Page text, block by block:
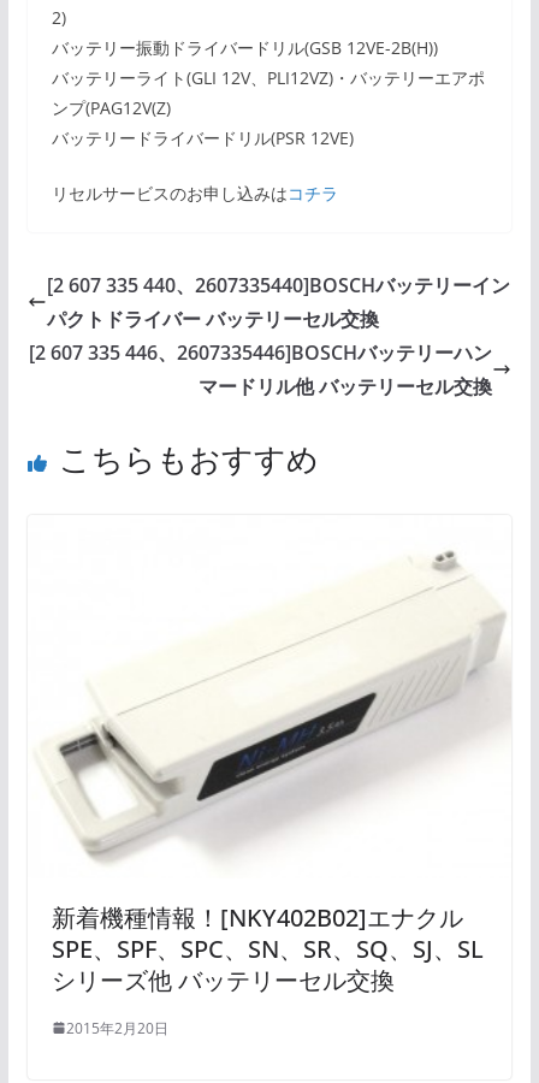
2)
バッテリー振動ドライバードリル(GSB 12VE-2B(H))
バッテリーライト(GLI 12V、PLI12VZ)・バッテリーエアポ
ンプ(PAG12V(Z)
バッテリードライバードリル(PSR 12VE)
リセルサービスのお申し込みはコチラ
[2 607 335 440、2607335440]BOSCHバッテリーイン
パクトドライバー バッテリーセル交換
[2 607 335 446、2607335446]BOSCHバッテリーハン
マードリル他 バッテリーセル交換
こちらもおすすめ
新着機種情報！[NKY402B02]エナクル
SPE、SPF、SPC、SN、SR、SQ、SJ、SL
シリーズ他 バッテリーセル交換
2015年2月20日